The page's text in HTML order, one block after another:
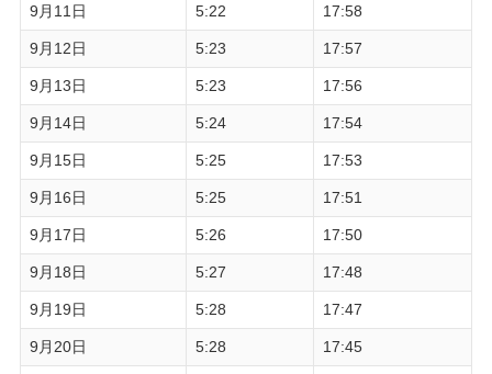
9月11日 5:22 17:58
9月12日 5:23 17:57
9月13日 5:23 17:56
9月14日 5:24 17:54
9月15日 5:25 17:53
9月16日 5:25 17:51
9月17日 5:26 17:50
9月18日 5:27 17:48
9月19日 5:28 17:47
9月20日 5:28 17:45